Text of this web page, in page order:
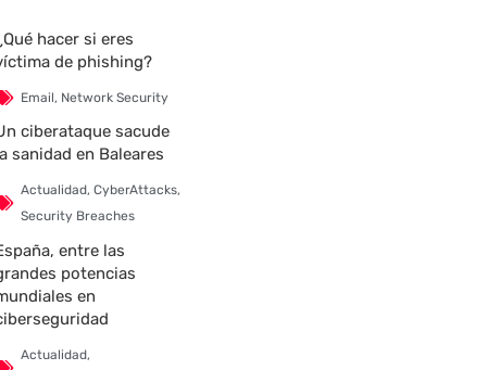
hacer si eres
de phishing?
Email, Network Security
ciberataque sacude
sanidad en Baleares
Actualidad, CyberAttacks,
Security Breaches
entre las
potencias
en
Actualidad,